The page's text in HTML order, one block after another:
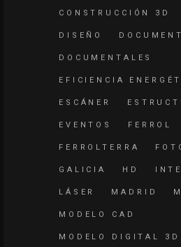
CONSTRUCCIÓN 3D
DISEÑO
DOCUMENTALES
EFICIENCIA
ESCÁNER
EVENTOS FERROL
FERROLTERRA
GALICIA HD
LÁSER MADRID
MODELO CAD
MODELO DIGITAL 3D